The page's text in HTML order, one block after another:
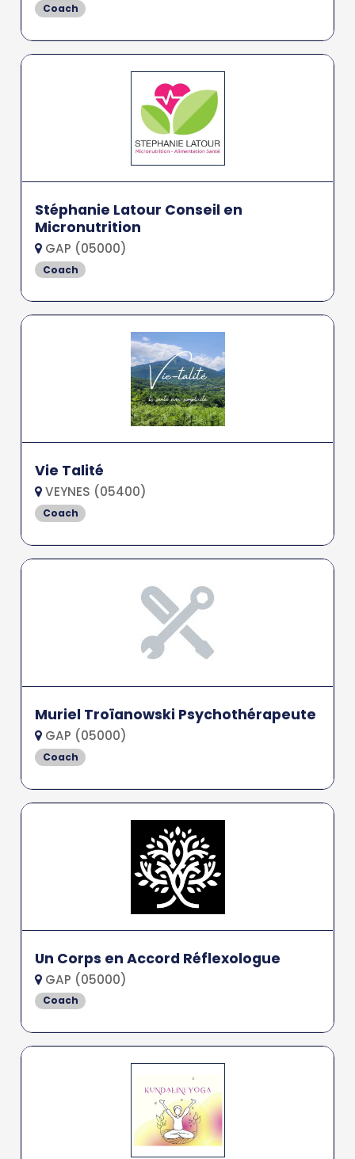
Coach
Stéphanie Latour Conseil en
Micronutrition
GAP (05000)
Coach
Vie Talité
VEYNES (05400)
Coach
Muriel Troïanowski Psychothérapeute
GAP (05000)
Coach
Un Corps en Accord Réflexologue
GAP (05000)
Coach